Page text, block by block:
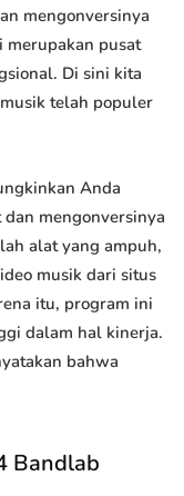
mengonversinya
merupakan pusat
Di sini kita
telah populer
Anda
mengonversinya
alat yang ampuh,
musik dari situs
itu, program ini
dalam hal kinerja.
bahwa
Bandlab